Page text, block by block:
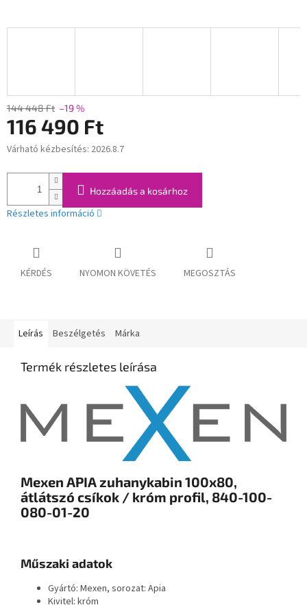
144 448 Ft –19 %
116 490 Ft
Egységár:
Várható kézbesítés: 2026.8.7
Hozzáadás a kosárhoz
Részletes információ
KÉRDÉS NYOMON KÖVETÉS MEGOSZTÁS
Leírás Beszélgetés Márka
Termék részletes leírása
Mexen APIA zuhanykabin 100x80,
átlátszó csíkok / króm profil, 840-100-
080-01-20
Műszaki adatok
Gyártó: Mexen, sorozat: Apia
Kivitel: króm